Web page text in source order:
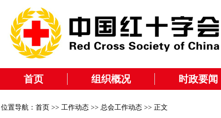
首页 组织概况 时政要闻
位置导航： 首页 >> 工作动态 >> 总会工作动态 >> 正文